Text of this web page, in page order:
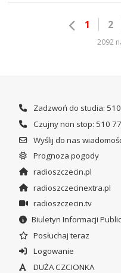
1 2
2092
Zadzwoń do studia:
Czujny non stop: 510
Wyślij do nas
Prognoza pogody
radioszczecin.pl
radioszczecinextra.pl
radioszczecin.tv
Biuletyn Informacji
Posłuchaj teraz
Logowanie
DUŻA CZCIONKA